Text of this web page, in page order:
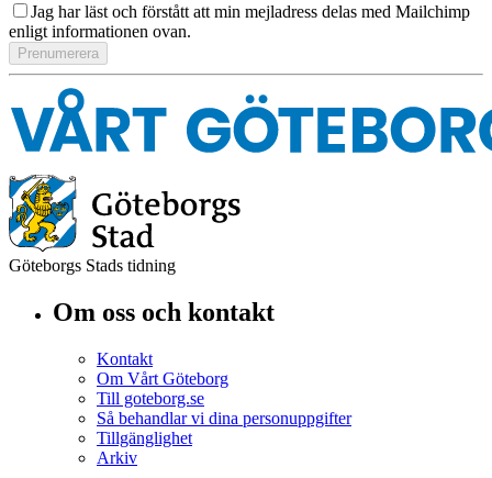
Jag har läst och förstått att min mejladress delas med Mailchimp
enligt informationen ovan.
Göteborgs Stads tidning
Om oss och kontakt
Kontakt
Om Vårt Göteborg
Till goteborg.se
Så behandlar vi dina personuppgifter
Tillgänglighet
Arkiv